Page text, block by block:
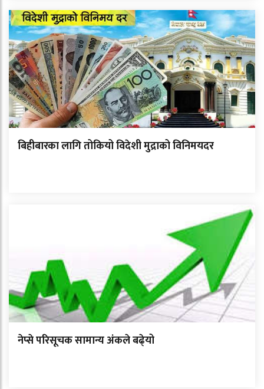
बिहीबारका लागि तोकियो विदेशी मुद्राको विनिमयदर
नेप्से परिसूचक सामान्य अंकले बढे्यो